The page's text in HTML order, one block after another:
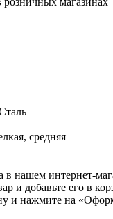
средняя
в нашем интернет-
и добавьте его в
и нажмите на